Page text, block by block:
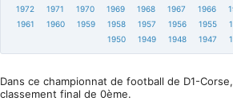
1972
1971 1970 1969 1968 1967 1966
1961
1960 1959 1958 1957 1956 1955
1950
1949 1948 1947
Dans ce championnat de football de D1-
classement final de 0ème.